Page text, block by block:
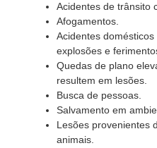
Acidentes de trânsito
Afogamentos.
Acidentes
explosões e
Quedas de plano
resultem em lesões.
Busca de pessoas.
Salvamento em
Lesões provenientes
animais.